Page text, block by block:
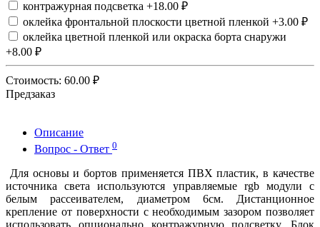
контражурная подсветка +18.00 ₽
оклейка фронтальной плоскости цветной пленкой +3.00 ₽
оклейка цветной пленкой или окраска борта снаружи
+8.00 ₽
Стоимость: 60.00 ₽
Предзаказ
Описание
Вопрос - Ответ 0
Для основы и бортов применяется ПВХ пластик, в качестве
источника света используются управляемые rgb модули с
белым рассеивателем, диаметром 6см. Дистанционное
крепление от поверхности с необходимым зазором позволяет
использовать опционально контражурную подсветку. Блок